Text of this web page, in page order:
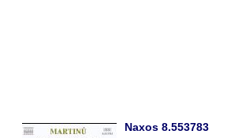
Naxos 8.553783